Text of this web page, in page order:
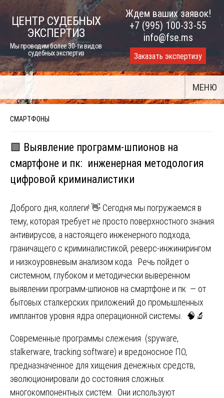
Skip
ЦЕНТР СУДЕБНЫХ
ЭКСПЕРТИЗ
Мы проводим более 30-ти видов
судебных экспертиз
Ждем ваших заявок!
+7 (995) 100-33-55
info@fse.ms
Заказать экспертизу
МЕНЮ
СМАРТФОНЫ
🟩 Выявление программ-шпионов на
смартфоне и пк: инженерная методология
цифровой криминалистики
Доброго дня, коллеги! 👋 Сегодня мы погружаемся в
тему, которая требует не просто поверхностного знания
антивирусов, а настоящего инженерного подхода,
граничащего с криминалистикой, реверс-инжинирингом
и низкоуровневым анализом кода. Речь пойдет о
системном, глубоком и методически выверенном
выявлении программ-шпионов на смартфоне и пк — от
бытовых сталкерских приложений до промышленных
имплантов уровня ядра операционной системы. 🧠🔬
Современные программы слежения (spyware,
stalkerware, tracking software) и вредоносное ПО,
предназначенное для хищения денежных средств,
эволюционировали до состояния сложных
многокомпонентных систем. Они используют